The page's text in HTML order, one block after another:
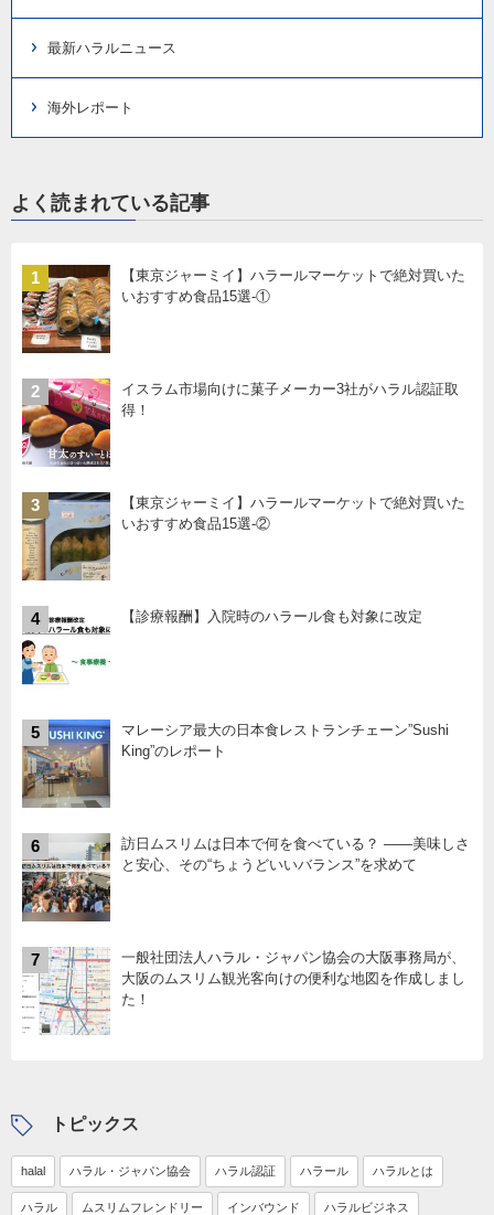
最新ハラルニュース
海外レポート
よく読まれている記事
1
【東京ジャーミイ】ハラールマーケットで絶対買いた
いおすすめ食品15選-①
2
イスラム市場向けに菓子メーカー3社がハラル認証取
得！
3
【東京ジャーミイ】ハラールマーケットで絶対買いた
いおすすめ食品15選-②
4 【診療報酬】入院時のハラール食も対象に改定
5
マレーシア最大の日本食レストランチェーン”Sushi
King”のレポート
6
訪日ムスリムは日本で何を食べている？ ――美味しさ
と安心、その“ちょうどいいバランス”を求めて
7
一般社団法人ハラル・ジャパン協会の大阪事務局が、
大阪のムスリム観光客向けの便利な地図を作成しまし
た！
トピックス
halal ハラル・ジャパン協会 ハラル認証 ハラール ハラルとは
ハラル ムスリムフレンドリー インバウンド ハラルビジネス